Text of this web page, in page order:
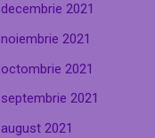
decembrie 2021
noiembrie 2021
octombrie 2021
septembrie 2021
august 2021